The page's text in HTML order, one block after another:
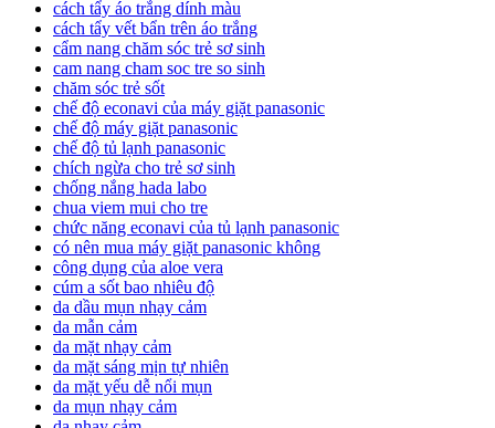
cách tẩy áo trắng dính màu
cách tẩy vết bẩn trên áo trắng
cẩm nang chăm sóc trẻ sơ sinh
cam nang cham soc tre so sinh
chăm sóc trẻ sốt
chế độ econavi của máy giặt panasonic
chế độ máy giặt panasonic
chế độ tủ lạnh panasonic
chích ngừa cho trẻ sơ sinh
chống nắng hada labo
chua viem mui cho tre
chức năng econavi của tủ lạnh panasonic
có nên mua máy giặt panasonic không
công dụng của aloe vera
cúm a sốt bao nhiêu độ
da dầu mụn nhạy cảm
da mẫn cảm
da mặt nhạy cảm
da mặt sáng mịn tự nhiên
da mặt yếu dễ nổi mụn
da mụn nhạy cảm